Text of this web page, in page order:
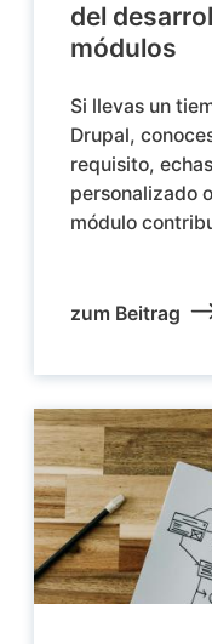
del
módulos
Si llevas un
Drupal,
requisito,
personalizado
módulo
zum Beitrag